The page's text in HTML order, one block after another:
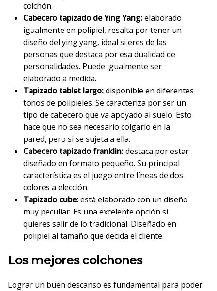
colchón.
Cabecero tapizado de Ying Yang:elaborado
igualmente en polipiel, resalta por tener un
diseño del ying yang, ideal si eres de las
personas que destaca por esa dualidad de
personalidades. Puede igualmente ser
elaborado a medida.
Tapizado tablet largo:disponible en diferentes
tonos de polipieles. Se caracteriza por ser un
tipo de cabecero que va apoyado al suelo. Esto
hace que no sea necesario colgarlo en la
pared, pero si se sujeta a ella.
Cabecero tapizado franklin:destaca por estar
diseñado en formato pequeño. Su principal
característica es el juego entre líneas de dos
colores a elección.
Tapizado cube:está elaborado con un diseño
muy peculiar. Es una excelente opción si
quieres salir de lo tradicional. Diseñado en
polipiel al tamaño que decida el cliente.
Los mejores colchones
Lograr un buen descanso es fundamental para poder